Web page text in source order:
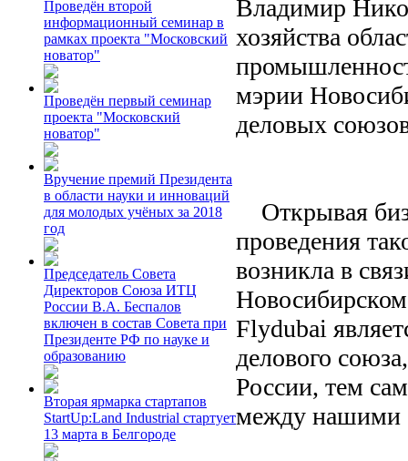
Проведён второй
информационный семинар в
рамках проекта "Московский
новатор"
Проведён первый семинар
проекта "Московский
новатор"
Вручение премий Президента
в области науки и инноваций
для молодых учёных за 2018
год
Председатель Совета
Директоров Союза ИТЦ
России В.А. Беспалов
включен в состав Совета при
Президенте РФ по науке и
образованию
Вторая ярмарка стартапов
StartUp:Land Industrial стартует
13 марта в Белгороде
Владимир
хозяйства
мэрии
деловых
Открывая
проведения
возникла в
Flydubai
делового
России, тем
между нашими